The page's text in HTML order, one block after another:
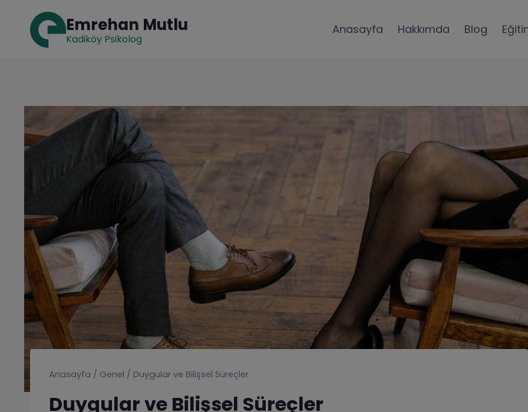
content
Emrehan Mutlu
Kadiköy Psikolog
Anasayfa Hakkımda Blog
Anasayfa / Genel / Duygular ve Bilişsel Süreçler
Duygular ve Bilişsel Süreçler